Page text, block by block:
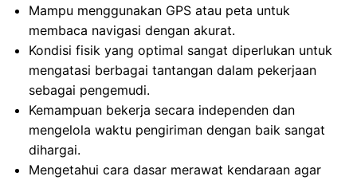
Mampu menggunakan GPS atau peta untuk
membaca navigasi dengan akurat.
Kondisi fisik yang optimal sangat diperlukan untuk
mengatasi berbagai tantangan dalam pekerjaan
sebagai pengemudi.
Kemampuan bekerja secara independen dan
mengelola waktu pengiriman dengan baik sangat
dihargai.
Mengetahui cara dasar merawat kendaraan agar